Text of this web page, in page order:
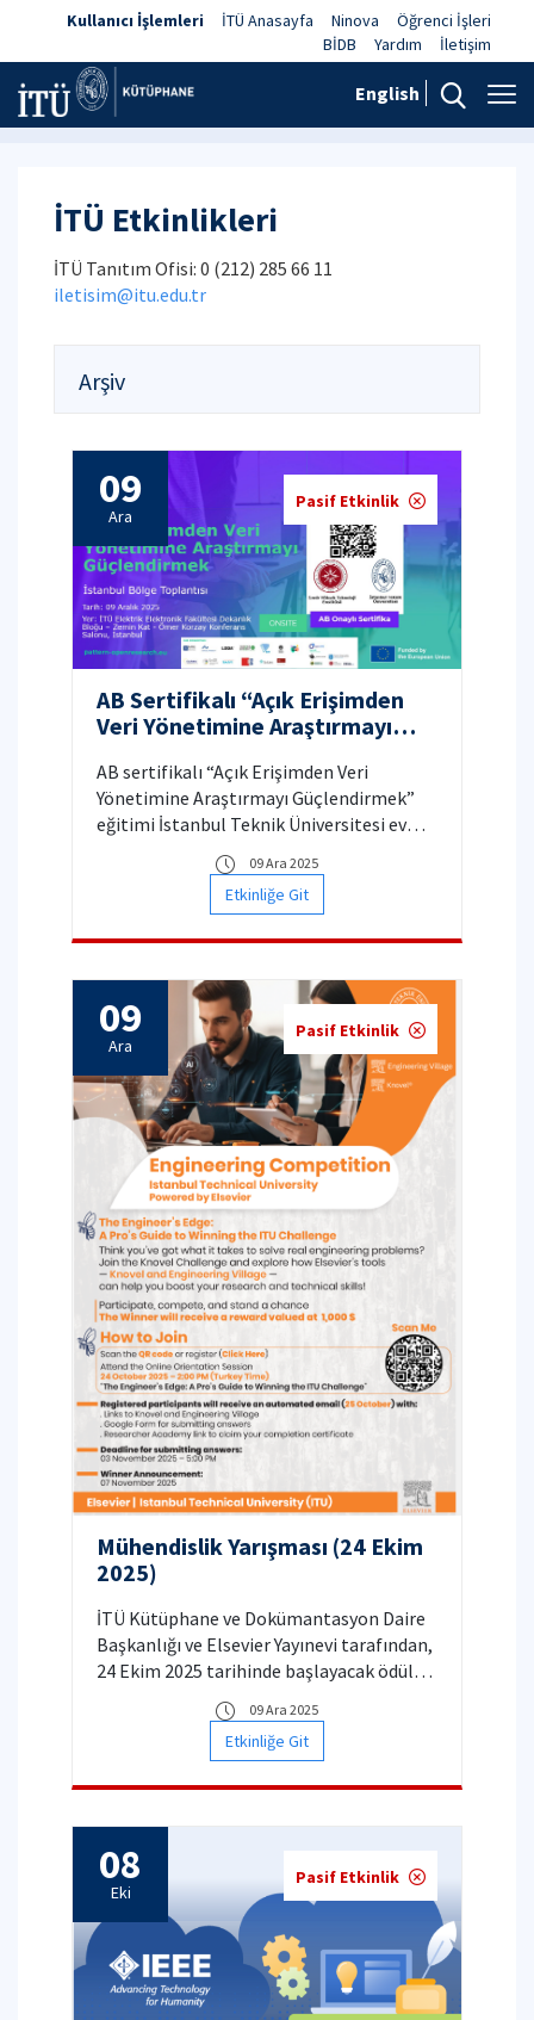
Kullanıcı İşlemleri İTÜ Anasayfa Ninova
Öğrenci İşleri
BİDB
Yardım İletişim
English
Etkinlikler
İTÜ Etkinlikleri
İTÜ Tanıtım Ofisi: 0 (212) 285 66 11
iletisim@itu.edu.tr
Arşiv
09
Ara
Pasif Etkinlik
AB Sertifikalı “Açık Erişimden
Veri Yönetimine Araştırmayı
AB sertifikalı “Açık Erişimden Veri
Yönetimine Araştırmayı Güçlendirmek”
eğitimi İstanbul Teknik Üniversitesi ev
sahipliğinde gerçekleştirilecektir.
09 Ara 2025
Etkinliğe Git
09
Ara
Pasif Etkinlik
Mühendislik Yarışması (24 Ekim
2025)
İTÜ Kütüphane ve Dokümantasyon Daire
Başkanlığı ve Elsevier Yayınevi tarafından,
24 Ekim 2025 tarihinde başlayacak ödüllü
bir “Mühendislik Yarışması”
düzenlenmektedir.
09 Ara 2025
Etkinliğe Git
08
Eki
Pasif Etkinlik